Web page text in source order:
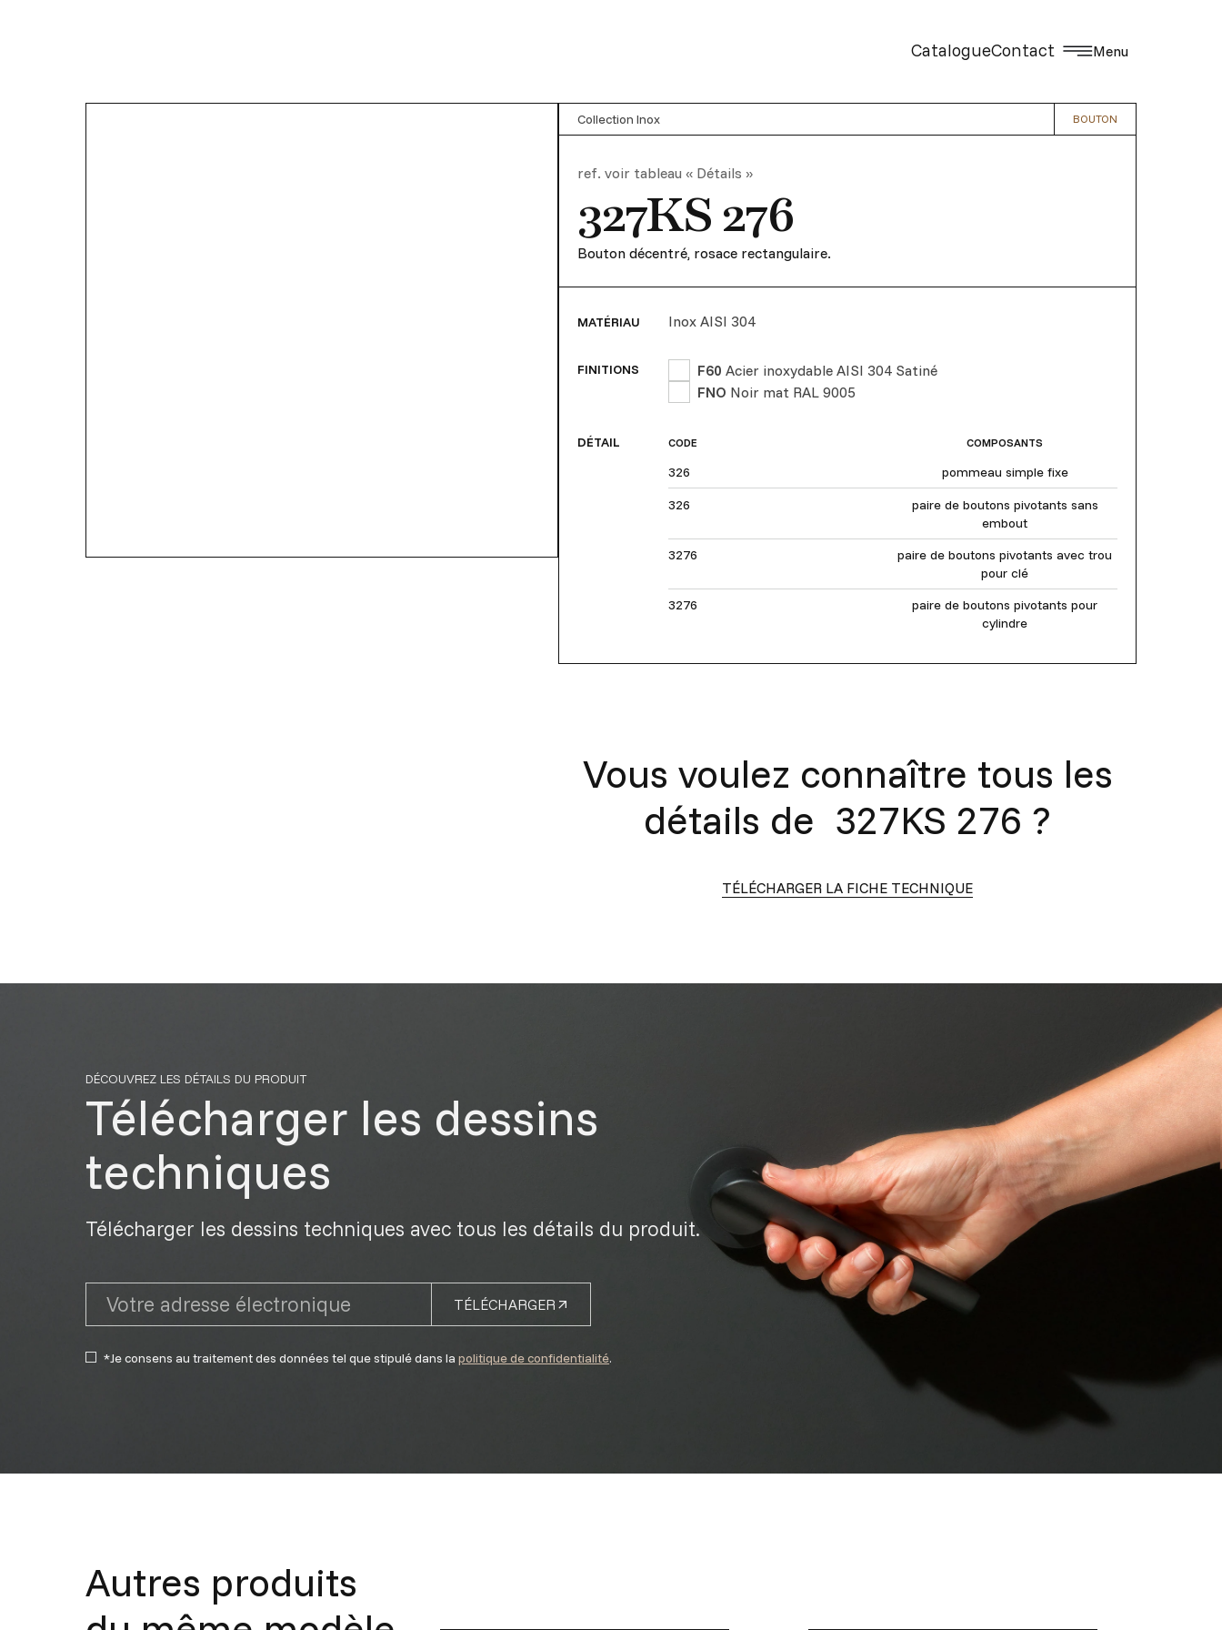
CatalogueContact Menu
Collection Inox BOUTON
ref.voir tableau « Détails »
327KS 276
Bouton décentré, rosace rectangulaire.
MATÉRIAU Inox AISI 304
FINITIONS F60 Acier inoxydable AISI 304 Satiné
FNO Noir mat RAL 9005
DÉTAIL CODE COMPOSANTS
326
pommeau simple fixe
326
paire de boutons pivotants sans
embout
3276
paire de boutons pivotants avec trou
pour clé
3276
paire de boutons pivotants pour
cylindre
Vous voulez connaître tous les
détails de 327KS 276 ?
TÉLÉCHARGER LA FICHE TECHNIQUE
DÉCOUVREZ LES DÉTAILS DU PRODUIT
Télécharger les dessins
techniques
Télécharger les dessins techniques avec tous les détails du produit.
TÉLÉCHARGER
*Je consens au traitement des données tel que stipulé dans lapolitique de confidentialité.
Autres produits